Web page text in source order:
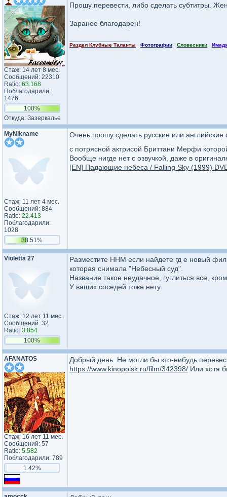
Стаж: 14 лет 8 мес.
Сообщений: 22310
Ratio: 63.168
Поблагодарили:
1476
100%
Откуда: Зазеркалье
Прошу перевести, либо сделать субтитры.
Заранее благодарен!
Раздел Клубные Таланты Фотографии Словесники
MyNikname
Стаж: 11 лет 4 мес.
Сообщений: 884
Ratio: 22.413
Поблагодарили:
1028
38.51%
Очень прошу сделать русские или
с потрясной актрисой Бриттани Мерфи
Вообще нигде нет с озвучкой, даже в
[EN] Падающие небеса / Falling Sky (1999)
Violetta 27
Стаж: 12 лет 11 мес.
Сообщений: 32
Ratio: 3.854
100%
Разместите ННМ если найдете гд е новый
которая снимала "Небесный суд".
Название такое неудачное, гуглиться все,
У ваших соседей тоже нету.
AFANATOS
Стаж: 16 лет 11 мес.
Сообщений: 57
Ratio: 5.582
Поблагодарили: 789
1.42%
Добрый день. Не могли бы кто-нибудь
https://www.kinopoisk.ru/film/342398/ Или хотя